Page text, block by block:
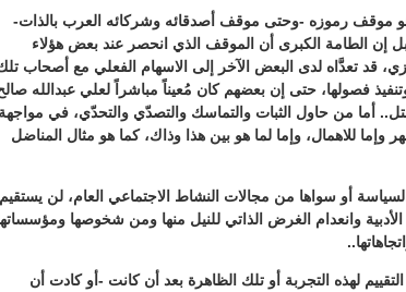
موقف رموزه -وحتى موقف أصدقائه وشركائه العرب بالذات-
الطامة الكبرى أن الموقف الذي انحصر عند بعض هؤلاء
قد تعدَّاه لدى البعض الآخر إلى الاسهام الفعلي مع أصحاب
فصولها، حتى إن بعضهم كان مُعيناً مباشراً لعلي عبدالله
أما من حاول الثبات والتماسك والتصدّي والتحدّي، في مواجهة
وإما للاهمال، وإما لما هو بين هذا وذاك، كما هو مثال المناضل
أو سواها من مجالات النشاط الاجتماعي العام، لن يستقيم
الأدبية وانعدام الغرض الذاتي للنيل منها ومن شخوصها
لهذه التجربة أو تلك الظاهرة بعد أن كانت -أو كادت أن